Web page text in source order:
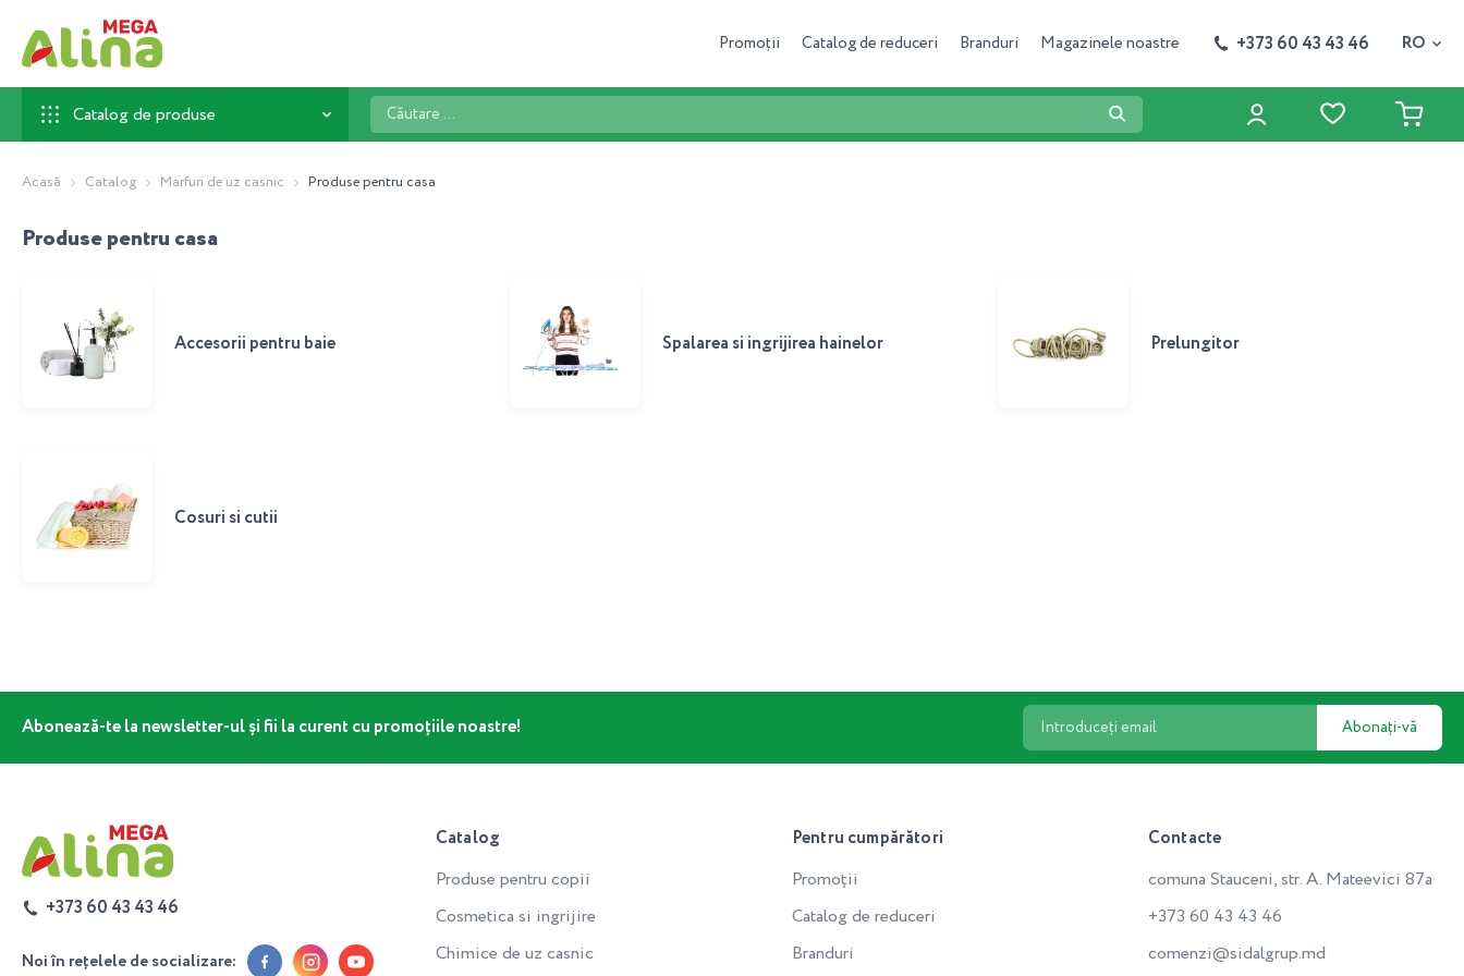
Promoții Catalog de reduceri Branduri Magazinele noastre +373 60 43 43 46 RO
Catalog de produse
Căutare
...
Acasă Catalog Marfuri de uz casnic Produse pentru casa
Produse pentru casa
Accesorii pentru baie Spalarea si ingrijirea hainelor Prelungitor
Cosuri si cutii
Abonează-te la newsletter-ul și fii la curent cu promoțiile noastre! Abonați-vă
+373 60 43 43 46
Noi în rețelele de socializare:
Catalog
Produse pentru copii
Cosmetica si ingrijire
Chimice de uz casnic
Pentru cumpărători
Promoții
Catalog de reduceri
Branduri
Contacte
comuna Stauceni, str. A. Mateevici 87a
+373 60 43 43 46
comenzi@sidalgrup.md